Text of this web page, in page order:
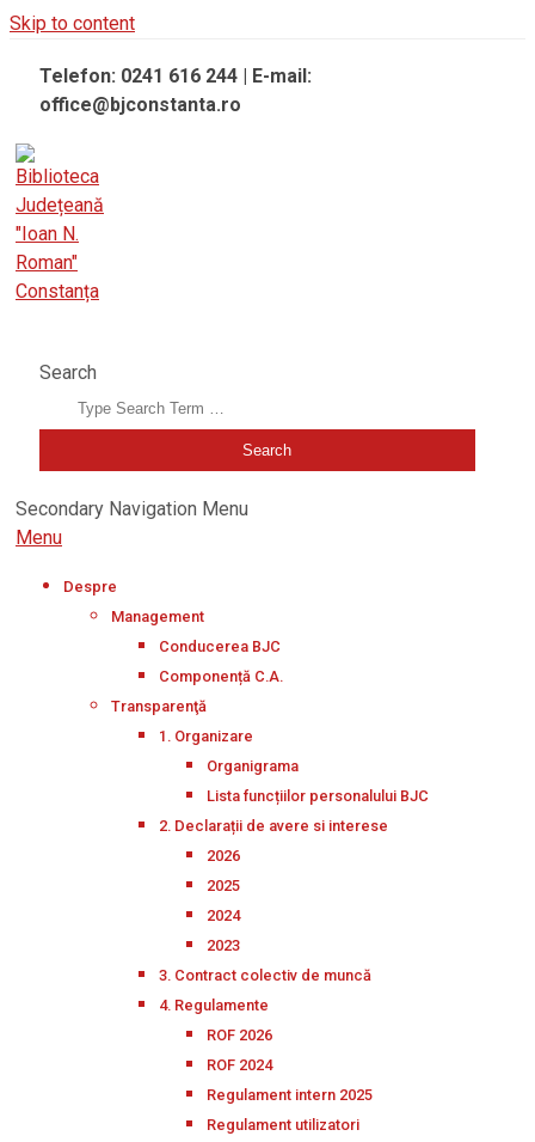
Skip to content
Telefon: 0241 616 244 | E-mail:
office@bjconstanta.ro
Search
Secondary Navigation Menu
Menu
Despre
Management
Conducerea BJC
Componență C.A.
Transparenţă
1. Organizare
Organigrama
Lista funcțiilor personalului BJC
2. Declarații de avere si interese
2026
2025
2024
2023
3. Contract colectiv de muncă
4. Regulamente
ROF 2026
ROF 2024
Regulament intern 2025
Regulament utilizatori